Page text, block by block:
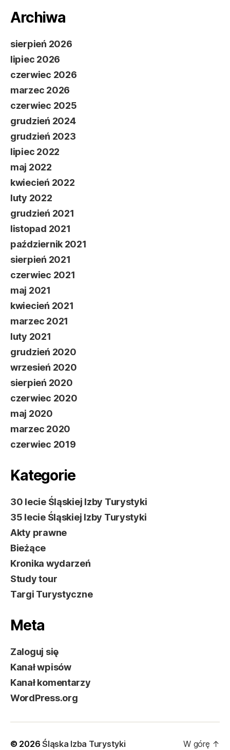
Archiwa
sierpień 2026
lipiec 2026
czerwiec 2026
marzec 2026
czerwiec 2025
grudzień 2024
grudzień 2023
lipiec 2022
maj 2022
kwiecień 2022
luty 2022
grudzień 2021
listopad 2021
październik 2021
sierpień 2021
czerwiec 2021
maj 2021
kwiecień 2021
marzec 2021
luty 2021
grudzień 2020
wrzesień 2020
sierpień 2020
czerwiec 2020
maj 2020
marzec 2020
czerwiec 2019
Kategorie
30 lecie Śląskiej Izby Turystyki
35 lecie Śląskiej Izby Turystyki
Akty prawne
Bieżące
Kronika wydarzeń
Study tour
Targi Turystyczne
Meta
Zaloguj się
Kanał wpisów
Kanał komentarzy
WordPress.org
© 2026Śląska Izba Turystyki W górę ↑